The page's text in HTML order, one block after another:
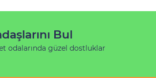
Bul
odalarında güzel dostluklar